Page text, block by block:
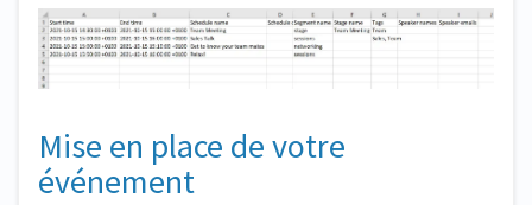
Mise en place de votre
événement